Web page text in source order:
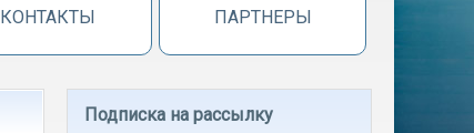
КОНТАКТЫ ПАРТНЕРЫ
Подписка на рассылку